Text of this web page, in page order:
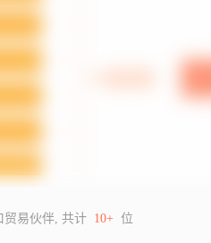
贸易伙伴, 共计 10+ 位